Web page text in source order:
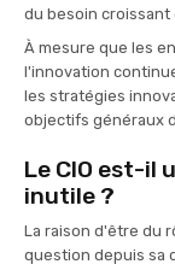
du besoin croissant
À mesure que les
l'innovation
les stratégies
objectifs généraux
Le CIO est-il
inutile ?
La raison d'être du
question depuis sa